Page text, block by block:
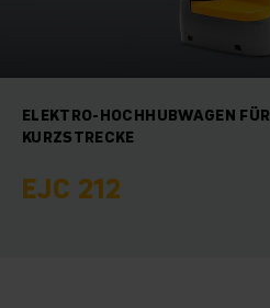
ELEKTRO-HOCHHUBWAGEN FÜR
KURZSTRECKE
EJC 212